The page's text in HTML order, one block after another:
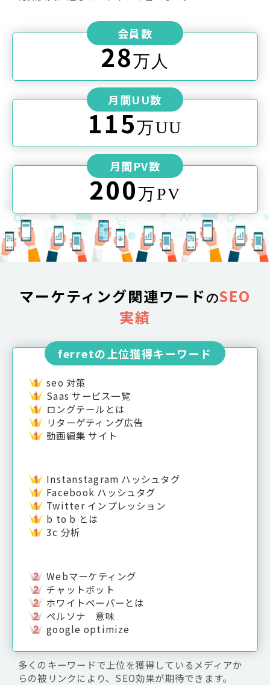
会員数
28万人
115万UU
月間UU数
200万PV
月間PV数
マーケティング関連ワードのSEO
実績
ferretの上位獲得キーワード
seo 対策
Saas サービス一覧
ロングテールとは
リターゲティング広告
動画編集 サイト
Instanstagram ハッシュタグ
Facebook ハッシュタグ
Twitter インプレッション
b to b とは
3c 分析
Webマーケティング
チャットボット
ホワイトペーパーとは
ペルソナ 意味
google optimize
多くのキーワードで上位を獲得しているメディアか
らの被リンクにより、SEO効果が期待できます。